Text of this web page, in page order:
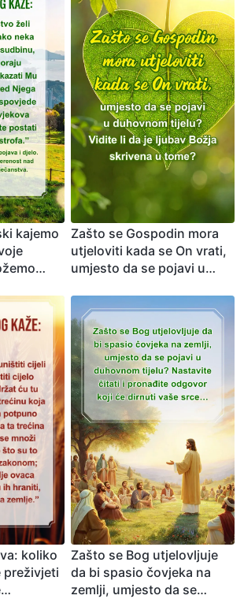
kajemo
Zašto se Gospodin mora
utjeloviti kada se On vrati,
umjesto da se pojavi u
da je ljubav Božja skrivena
u tome?
koliko
preživjeti
Zašto se Bog utjelovljuje
da bi spasio čovjeka na
zemlji, umjesto da se